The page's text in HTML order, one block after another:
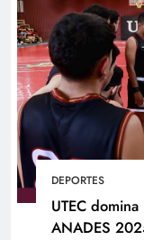
DEPORTES
UTEC
ANADES